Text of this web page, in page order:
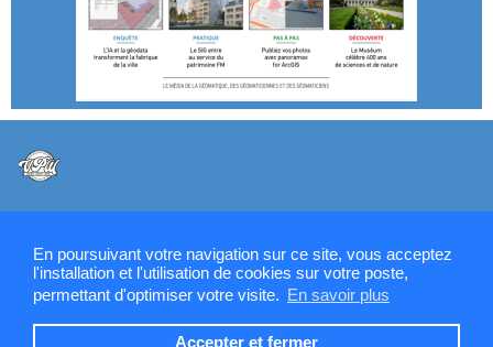
En poursuivant votre navigation sur ce site, vous acceptez
l'installation et l'utilisation de cookies sur votre poste,
permettant d'optimiser votre visite. En savoir plus
Accepter et fermer
Contactez la rédaction de SIGMAG & SIGTV